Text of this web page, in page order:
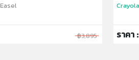
฿3,895 ราคา